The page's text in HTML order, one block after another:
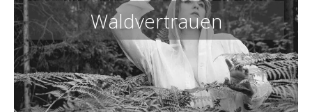
Waldvertrauen